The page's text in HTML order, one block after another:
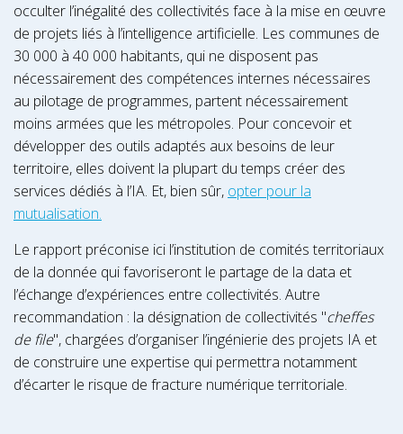
occulter l’inégalité des collectivités face à la mise en œuvre
de projets liés à l’intelligence artificielle. Les communes de
30 000 à 40 000 habitants, qui ne disposent pas
nécessairement des compétences internes nécessaires
au pilotage de programmes, partent nécessairement
moins armées que les métropoles. Pour concevoir et
développer des outils adaptés aux besoins de leur
territoire, elles doivent la plupart du temps créer des
services dédiés à l’IA. Et, bien sûr, opter pour la
mutualisation.
Le rapport préconise ici l’institution de comités territoriaux
de la donnée qui favoriseront le partage de la data et
l’échange d’expériences entre collectivités. Autre
recommandation : la désignation de collectivités "cheffes
de file", chargées d’organiser l’ingénierie des projets IA et
de construire une expertise qui permettra notamment
d’écarter le risque de fracture numérique territoriale.